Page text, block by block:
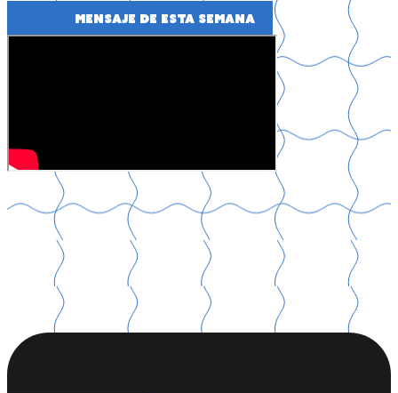
mensaje de esta semana